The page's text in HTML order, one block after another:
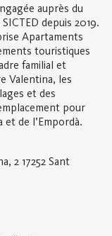
auprès du
depuis 2019.
Apartaments
touristiques
familial et
Valentina, les
et des
pour
et de l’Empordà.
2 17252 Sant